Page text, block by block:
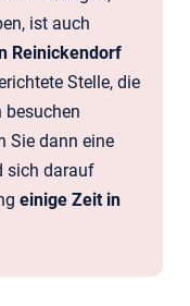
ist auch
Reinickendorf
Stelle, die
besuchen
Sie dann eine
sich darauf
einige Zeit in